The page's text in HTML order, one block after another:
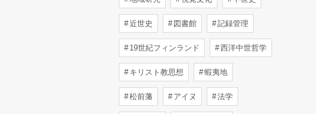
近世史 図書館 記録管理
19世紀フィンランド 西洋中世哲学
キリスト教思想 蝦夷地
松前藩 アイヌ 法学